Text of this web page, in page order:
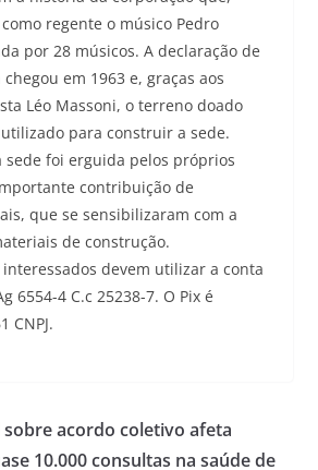
regente o músico Pedro
por 28 músicos. A declaração de
em 1963 e, graças aos
Léo Massoni, o terreno doado
para construir a sede.
sede foi erguida pelos próprios
contribuição de
que se sensibilizaram com a
de construção.
interessados devem utilizar a conta
6554-4 C.c 25238-7. O Pix é
CNPJ.
sobre acordo coletivo afeta
10.000 consultas na saúde de